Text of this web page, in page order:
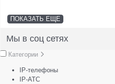
ПОКАЗАТЬ ЕЩЕ
Мы в соц сетях
Категории
IP-телефоны
IP-АТС